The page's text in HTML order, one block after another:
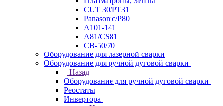
CUT 30/PT31
Panasonic/P80
А101-141
А81/CS81
СВ-50/70
Оборудование для лазерной сварки
Оборудование для ручной дуговой сварки
Назад
Оборудование для ручной дуговой сварки
Реостаты
Инвертора